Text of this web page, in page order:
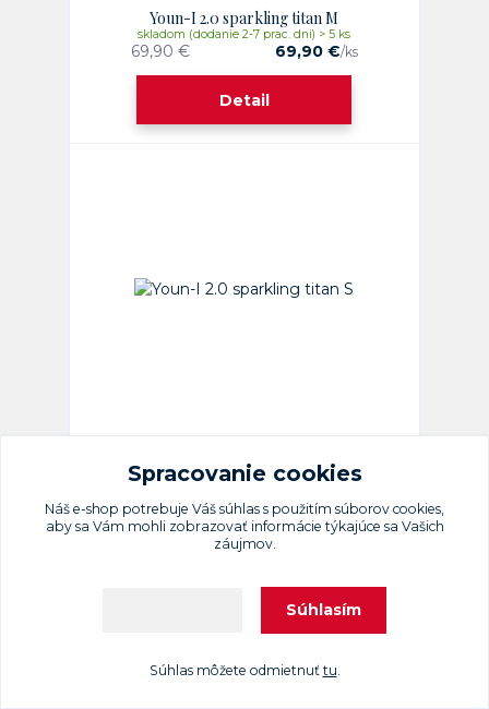
Youn-I 2.0 sparkling titan M
69,90 € 69,90 €/ks
skladom (dodanie 2-7 prac. dni) > 5 ks
Detail
69,90 € 69,90 €/ks
skladom (dodanie 2-7 prac. dni) > 5 ks
Detail
Spracovanie cookies
Náš e-shop potrebuje Váš súhlas s použitím súborov cookies,
aby sa Vám mohli zobrazovať informácie týkajúce sa Vašich
záujmov.
Súhlasím
Súhlas môžete odmietnuť tu